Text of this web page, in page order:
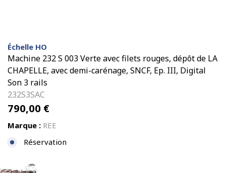
Échelle HO
Machine 232 S 003 Verte avec filets rouges, dépôt de LA
CHAPELLE, avec demi-carénage, SNCF, Ep. III, Digital
Son 3 rails
232S3SAC
790,00 €
Marque : REE
Réservation